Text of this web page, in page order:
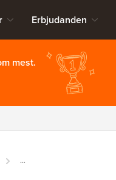
Erbjudanden
mest.
VISSER LABS KUPONG